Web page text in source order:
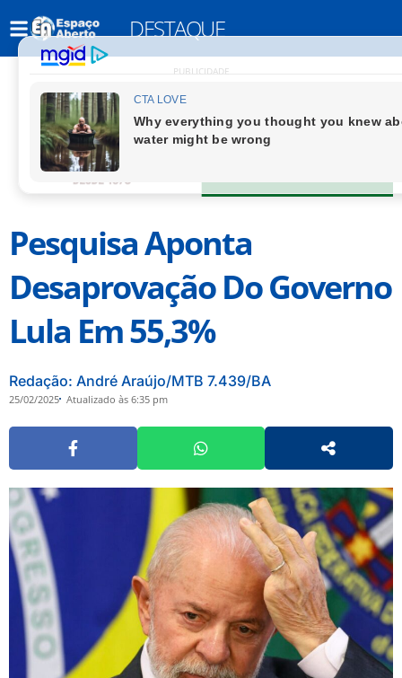
DESTAQUE
PUBLICIDADE
Pesquisa Aponta
Desaprovação Do Governo
Lula Em 55,3%
Redação: André Araújo/MTB 7.439/BA
25/02/2025 Atualizado às 6:35 pm